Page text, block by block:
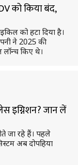
को किया बंद,
को हटा दिया है।
ने 2025 की
किए थे।
इग्निशन? जान लें
जा रहे हैं। पहले
अब दोपहिया